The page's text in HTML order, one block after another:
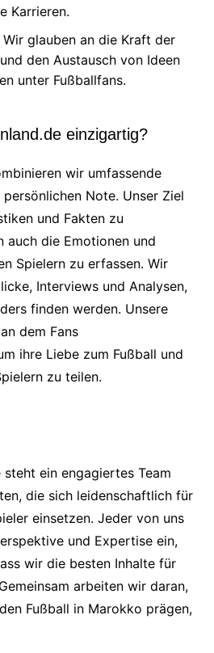
Karrieren.
Wir glauben an die Kraft der
den Austausch von Ideen
unter Fußballfans.
einzigartig?
wir umfassende
Note. Unser Ziel
und Fakten zu
auch die Emotionen und
Spielern zu erfassen. Wir
Interviews und Analysen,
finden werden. Unsere
dem Fans
ihre Liebe zum Fußball und
zu teilen.
ein engagiertes Team
die sich leidenschaftlich für
einsetzen. Jeder von uns
und Expertise ein,
wir die besten Inhalte für
arbeiten wir daran,
Fußball in Marokko prägen,